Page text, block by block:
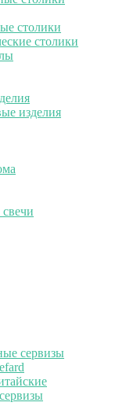
столики
столики
изделия
сервизы